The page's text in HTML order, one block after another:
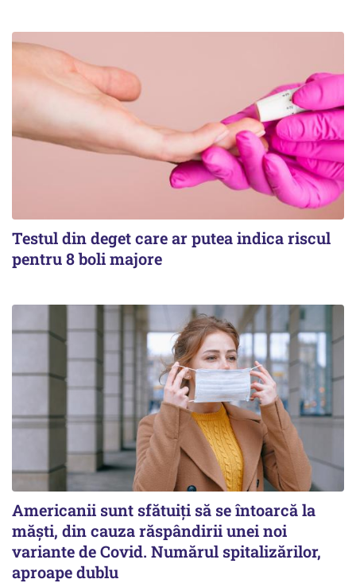
Testul din deget care ar putea indica riscul
pentru 8 boli majore
Americanii sunt sfătuiți să se întoarcă la
măști, din cauza răspândirii unei noi
variante de Covid. Numărul spitalizărilor,
aproape dublu